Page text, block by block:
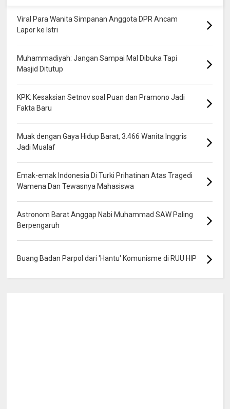
Viral Para Wanita Simpanan Anggota DPR Ancam
Lapor ke Istri
Muhammadiyah: Jangan Sampai Mal Dibuka Tapi
Masjid Ditutup
KPK: Kesaksian Setnov soal Puan dan Pramono Jadi
Fakta Baru
Muak dengan Gaya Hidup Barat, 3.466 Wanita Inggris
Jadi Mualaf
Emak-emak Indonesia Di Turki Prihatinan Atas Tragedi
Wamena Dan Tewasnya Mahasiswa
Astronom Barat Anggap Nabi Muhammad SAW Paling
Berpengaruh
Buang Badan Parpol dari 'Hantu' Komunisme di RUU HIP